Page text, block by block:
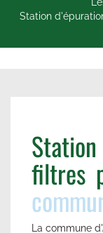
Station
filtres
La commune